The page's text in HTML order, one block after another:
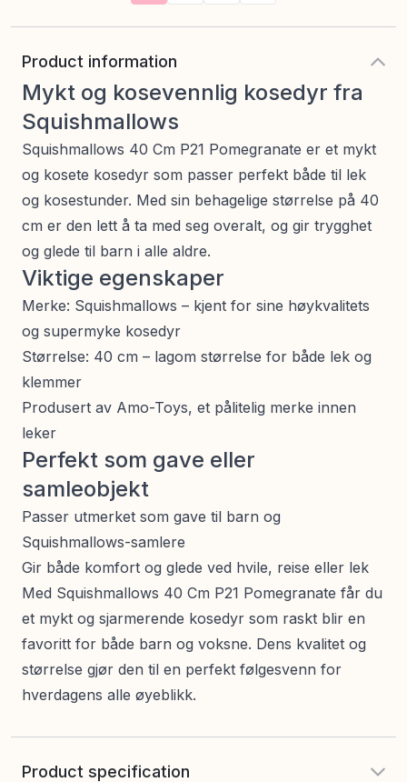
Product information
Mykt og kosevennlig kosedyr fra
Squishmallows
Squishmallows 40 Cm P21 Pomegranate er et mykt
og kosete kosedyr som passer perfekt både til lek
og kosestunder. Med sin behagelige størrelse på 40
cm er den lett å ta med seg overalt, og gir trygghet
og glede til barn i alle aldre.
Viktige egenskaper
Merke: Squishmallows – kjent for sine høykvalitets
og supermyke kosedyr
Størrelse: 40 cm – lagom størrelse for både lek og
klemmer
Produsert av Amo-Toys, et pålitelig merke innen
leker
Perfekt som gave eller
samleobjekt
Passer utmerket som gave til barn og
Squishmallows-samlere
Gir både komfort og glede ved hvile, reise eller lek
Med Squishmallows 40 Cm P21 Pomegranate får du
et mykt og sjarmerende kosedyr som raskt blir en
favoritt for både barn og voksne. Dens kvalitet og
størrelse gjør den til en perfekt følgesvenn for
hverdagens alle øyeblikk.
Product specification